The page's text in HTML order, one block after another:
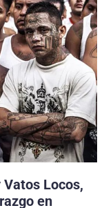
Locos,
en